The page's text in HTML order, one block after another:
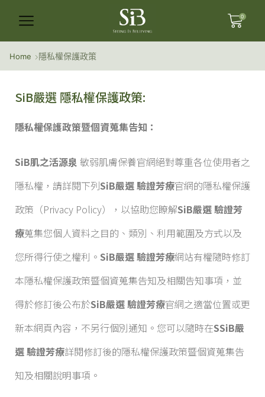
0
Home 隱私權保護政策
SiB嚴選 隱私權保護政策:
隱私權保護政策暨個資蒐集告知：
SiB肌之活源泉 敏弱肌膚保養官網絕對尊重各位使用者之
隱私權，請詳閱下列SiB嚴選 驗證芳療官網的隱私權保護
政策（Privacy Policy），以協助您瞭解SiB嚴選 驗證芳
療蒐集您個人資料之目的、類別、利用範圍及方式以及
您所得行使之權利。 SiB嚴選 驗證芳療網站有權隨時修訂
本隱私權保護政策暨個資蒐集告知及相關告知事項，並
得於修訂後公布於SiB嚴選 驗證芳療官網之適當位置或更
新本網頁內容，不另行個別通知。您可以隨時在SSiB嚴
選 驗證芳療詳閱修訂後的隱私權保護政策暨個資蒐集告
知及相關說明事項。